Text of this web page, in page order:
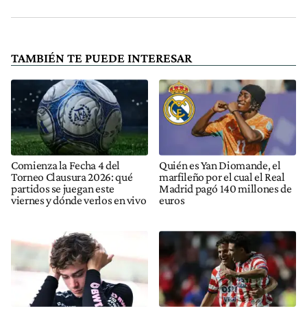
TAMBIÉN TE PUEDE INTERESAR
Comienza la Fecha 4 del
Torneo Clausura 2026: qué
partidos se juegan este
viernes y dónde verlos en vivo
Quién es Yan Diomande, el
marfileño por el cual el Real
Madrid pagó 140 millones de
euros